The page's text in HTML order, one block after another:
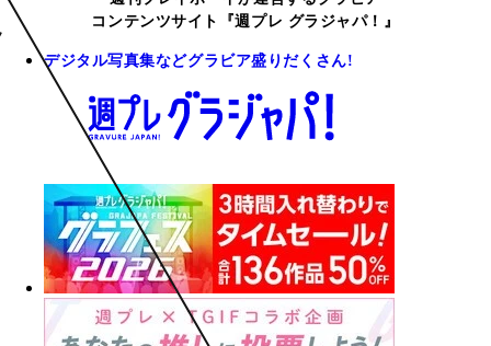
コンテンツサイト『週プレ グラジャパ！』
デジタル写真集などグラビア盛りだくさん!